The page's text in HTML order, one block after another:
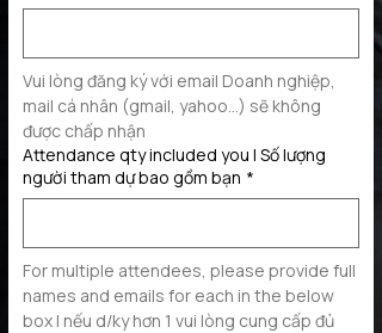
Vui lòng đăng ký với email Doanh nghiệp,
mail cá nhân (gmail, yahoo...) sẽ không
được chấp nhận
Attendance qty included you | Số lượng
người tham dự bao gồm bạn *
For multiple attendees, please provide full
names and emails for each in the below
box | nếu d/ky hơn 1 vui lòng cung cấp đủ